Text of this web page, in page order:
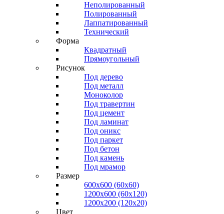
Неполированный
Полированный
Лаппатированный
Технический
Форма
Квадратный
Прямоугольный
Рисунок
Под дерево
Под металл
Моноколор
Под травертин
Под цемент
Под ламинат
Под оникс
Под паркет
Под бетон
Под камень
Под мрамор
Размер
600х600 (60х60)
1200х600 (60х120)
1200х200 (120x20)
Цвет